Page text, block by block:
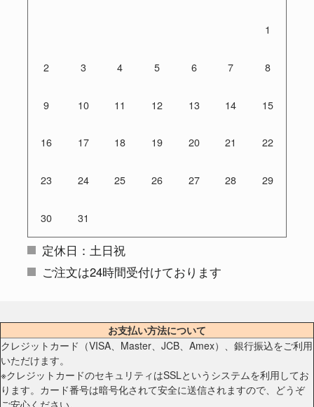
1
2 3 4 5 6 7 8
9 10 11 12 13 14 15
16 17 18 19 20 21 22
23 24 25 26 27 28 29
30 31
定休日：土日祝
ご注文は24時間受付けております
お支払い方法について
クレジットカード（VISA、Master、JCB、Amex）、銀行振込をご利用
いただけます。
※クレジットカードのセキュリティはSSLというシステムを利用してお
ります。カード番号は暗号化されて安全に送信されますので、どうぞ